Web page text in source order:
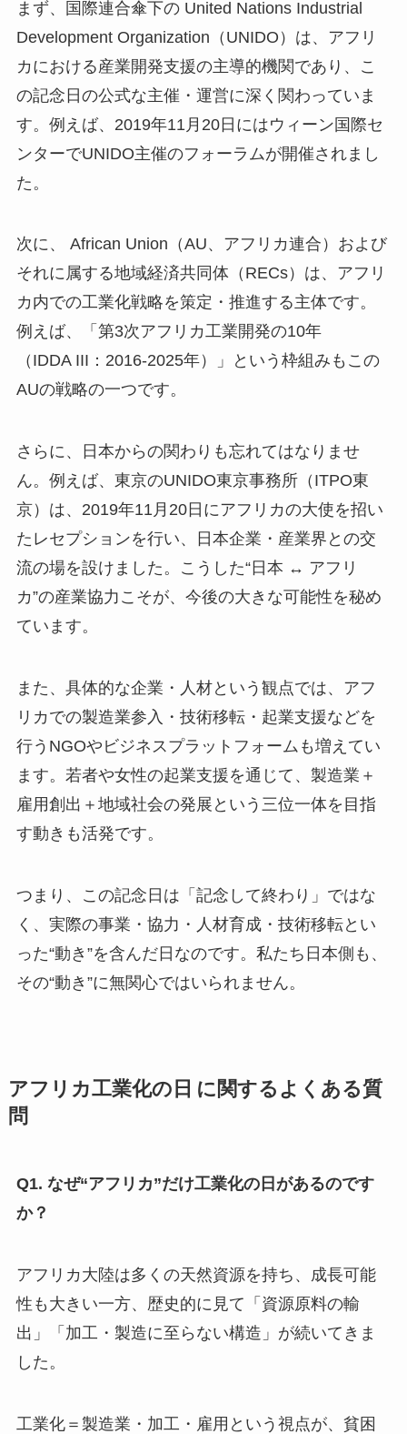
まず、国際連合傘下の United Nations Industrial
Development Organization（UNIDO）は、アフリ
カにおける産業開発支援の主導的機関であり、こ
の記念日の公式な主催・運営に深く関わっていま
す。例えば、2019年11月20日にはウィーン国際セ
ンターでUNIDO主催のフォーラムが開催されまし
た。
次に、 African Union（AU、アフリカ連合）および
それに属する地域経済共同体（RECs）は、アフリ
カ内での工業化戦略を策定・推進する主体です。
例えば、「第3次アフリカ工業開発の10年
（IDDA III：2016‑2025年）」という枠組みもこの
AUの戦略の一つです。
さらに、日本からの関わりも忘れてはなりませ
ん。例えば、東京のUNIDO東京事務所（ITPO東
京）は、2019年11月20日にアフリカの大使を招い
たレセプションを行い、日本企業・産業界との交
流の場を設けました。こうした“日本 ↔ アフリ
カ”の産業協力こそが、今後の大きな可能性を秘め
ています。
また、具体的な企業・人材という観点では、アフ
リカでの製造業参入・技術移転・起業支援などを
行うNGOやビジネスプラットフォームも増えてい
ます。若者や女性の起業支援を通じて、製造業＋
雇用創出＋地域社会の発展という三位一体を目指
す動きも活発です。
つまり、この記念日は「記念して終わり」ではな
く、実際の事業・協力・人材育成・技術移転とい
った“動き”を含んだ日なのです。私たち日本側も、
その“動き”に無関心ではいられません。
アフリカ工業化の日 に関するよくある質
問
Q1. なぜ“アフリカ”だけ工業化の日があるのです
か？
アフリカ大陸は多くの天然資源を持ち、成長可能
性も大きい一方、歴史的に見て「資源原料の輸
出」「加工・製造に至らない構造」が続いてきま
した。
工業化＝製造業・加工・雇用という視点が、貧困